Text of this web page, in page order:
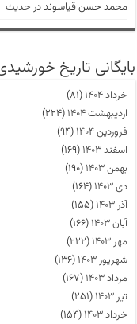
محمد حسن قیاسونددر حدیث
بایگانی تاریخ
خرداد ۱۴۰۴
(۸۱)
اردیبهشت ۱۴۰۴
(۲۲۴)
فروردین ۱۴۰۴
(۹۴)
اسفند ۱۴۰۳
(۱۶۹)
بهمن ۱۴۰۳
(۱۹۰)
دی ۱۴۰۳
(۱۶۴)
آذر ۱۴۰۳
(۱۵۵)
آبان ۱۴۰۳
(۱۶۶)
مهر ۱۴۰۳
(۲۲۲)
شهریور ۱۴۰۳
(۱۳۶)
مرداد ۱۴۰۳
(۱۶۷)
تیر ۱۴۰۳
(۲۵۱)
خرداد ۱۴۰۳
(۱۵۴)